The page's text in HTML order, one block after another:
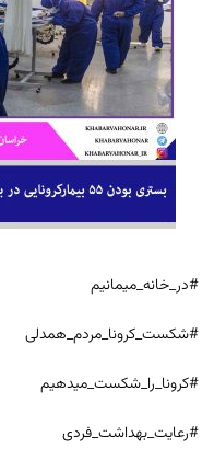
#در_خانه_میمانیم
#شکست_کرونا_مردم_همدلی
#کرونا_را_شکست_میدهیم
#رعایت_بهداشت_فردی